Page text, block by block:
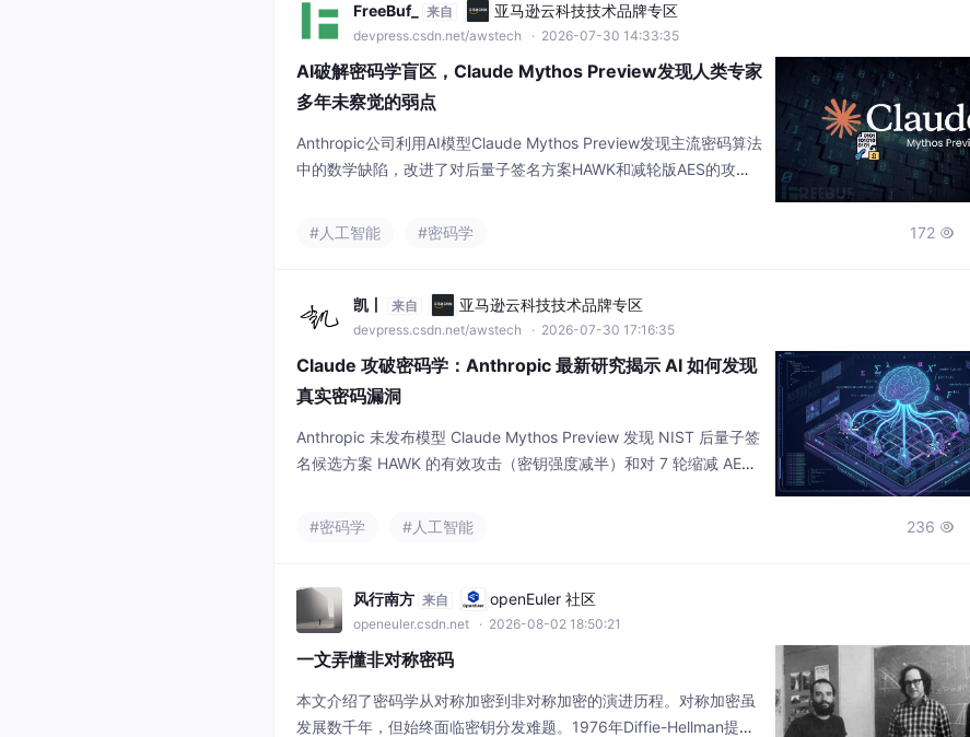
FreeBuf_ 来自 亚马逊云科技技术品牌专区
devpress.csdn.net/awstech · 2026-07-30 14:33:35
AI破解密码学盲区，Claude Mythos Preview发现人类专家
多年未察觉的弱点
Anthropic公司利用AI模型Claude Mythos Preview发现主流密码算法
中的数学缺陷，改进了对后量子签名方案HAWK和减轮版AES的攻击
#人工智能
#密码学 172 
凯丨 来自 亚马逊云科技技术品牌专区
devpress.csdn.net/awstech · 2026-07-30 17:16:35
Claude 攻破密码学：Anthropic 最新研究揭示 AI 如何发现
真实密码漏洞
Anthropic 未发布模型 Claude Mythos Preview 发现 NIST 后量子签
名候选方案 HAWK 的有效攻击（密钥强度减半）和对 7 轮缩减 AES-
价："HAWK 的结果非常有意义，这个方案本来有机会标准化，现在
#密码学 #人工智能 236 
风行南方 来自 openEuler 社区
openeuler.csdn.net · 2026-08-02 18:50:21
一文弄懂非对称密码
本文介绍了密码学从对称加密到非对称加密的演进历程。对称加密虽
发展数千年，但始终面临密钥分发难题。1976年Diffie-Hellman提出